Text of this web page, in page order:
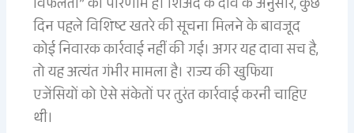
विफलता” का परिणाम है। शिअद के दावे के अनुसार, कुछ
दिन पहले विशिष्ट खतरे की सूचना मिलने के बावजूद
कोई निवारक कार्रवाई नहीं की गई। अगर यह दावा सच है,
तो यह अत्यंत गंभीर मामला है। राज्य की खुफिया
एजेंसियों को ऐसे संकेतों पर तुरंत कार्रवाई करनी चाहिए
थी।